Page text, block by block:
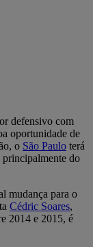
defensivo com
oportunidade de
o São Paulo terá
principalmente do
mudança para o
Cédric Soares,
2014 e 2015, é